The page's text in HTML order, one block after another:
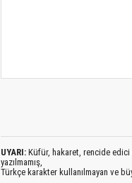
UYARI: Küfür, hakaret, rencide edici
yazılmamış,
Türkçe karakter kullanılmayan ve